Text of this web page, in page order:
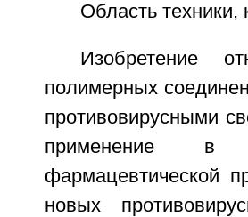
Область техники,
Изобретение
полимерных
противовирусными
применение в
фармацевтической
новых